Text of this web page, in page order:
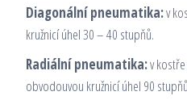
Diagonální pneumatika:v
kružnicí úhel 30 – 40 stupňů.
Radiální pneumatika:v
obvodouvou kružnicí úhel 90